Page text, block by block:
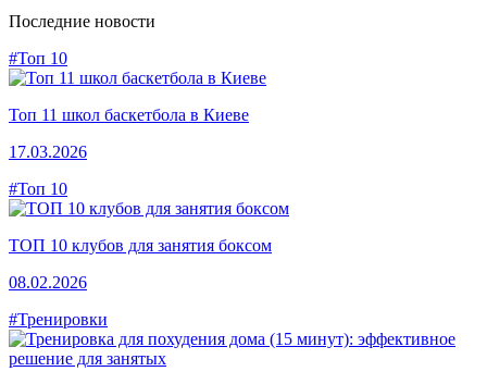
Последние новости
#Топ 10
Топ 11 школ баскетбола в Киеве
17.03.2026
#Топ 10
ТОП 10 клубов для занятия боксом
08.02.2026
#Тренировки